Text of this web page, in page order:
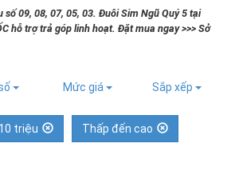
số 09, 08, 07, 05, 03. Đuôi Sim Ngũ Quý 5 tại
hỗ trợ trả góp linh hoạt. Đặt mua ngay >>> Sở
Mức giá Sắp xếp
triệu Thấp đến cao